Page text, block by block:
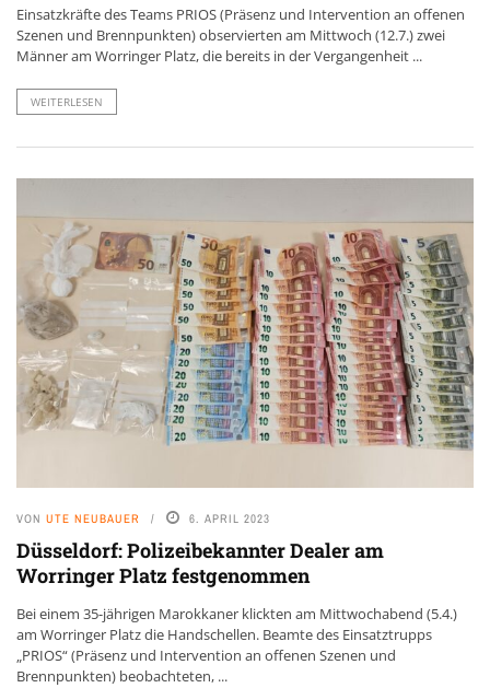
Einsatzkräfte des Teams PRIOS (Präsenz und Intervention an offenen
Szenen und Brennpunkten) observierten am Mittwoch (12.7.) zwei
Männer am Worringer Platz, die bereits in der Vergangenheit ...
WEITERLESEN
VON UTE NEUBAUER 6. APRIL 2023
Düsseldorf: Polizeibekannter Dealer am
Worringer Platz festgenommen
Bei einem 35-jährigen Marokkaner klickten am Mittwochabend (5.4.)
am Worringer Platz die Handschellen. Beamte des Einsatztrupps
„PRIOS“ (Präsenz und Intervention an offenen Szenen und
Brennpunkten) beobachteten, ...